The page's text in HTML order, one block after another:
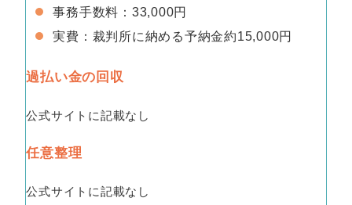
事務手数料：33,000円
実費：裁判所に納める予納金約15,000円
過払い金の回収
公式サイトに記載なし
任意整理
公式サイトに記載なし